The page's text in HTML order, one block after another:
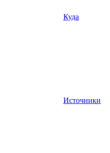
Куда
Источники